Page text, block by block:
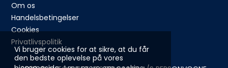
Vi bruger cookies for at sikre, at du får
den bedste oplevelse på vores
Om os
Handelsbetingelser
Cookies
Privatlivspolitik